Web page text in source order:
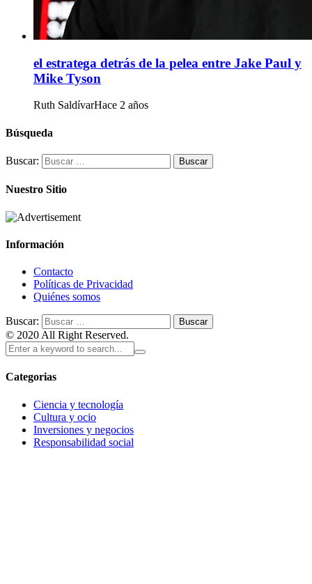
el estratega detrás de la pelea entre Jake Paul y
Mike Tyson
Ruth SaldívarHace 2 años
Búsqueda
Buscar:
Nuestro Sitio
Información
Contacto
Políticas de Privacidad
Quiénes somos
Buscar:
© 2020 All Right Reserved.
Categorias
Ciencia y tecnología
Cultura y ocio
Inversiones y negocios
Responsabilidad social